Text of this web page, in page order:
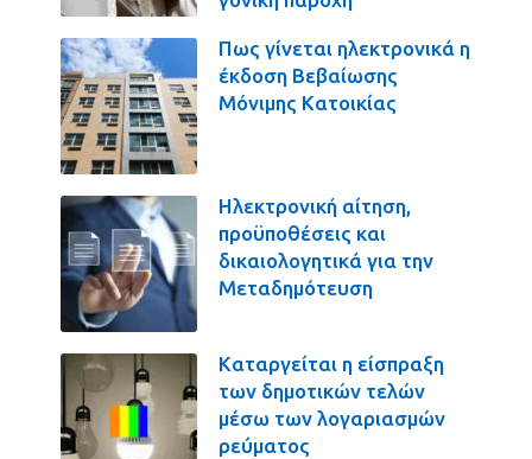
Πως γίνεται ηλεκτρονικά η
έκδοση Βεβαίωσης
Μόνιμης Κατοικίας
Ηλεκτρονική αίτηση,
προϋποθέσεις και
δικαιολογητικά για την
Μεταδημότευση
Καταργείται η είσπραξη
των δημοτικών τελών
μέσω των λογαριασμών
ρεύματος